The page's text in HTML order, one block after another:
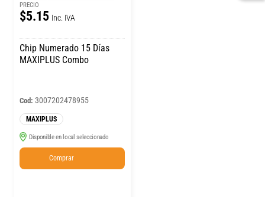
PRECIO
$5.15 Inc. IVA
Chip Numerado 15 Días
MAXIPLUS Combo
Cod: 3007202478955
MAXIPLUS
Disponible en local seleccionado
Comprar